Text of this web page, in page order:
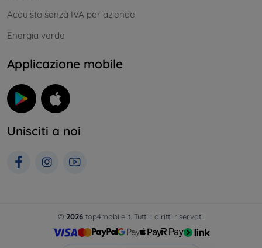
Acquisto senza IVA per aziende
Energia verde
Applicazione mobile
Unisciti a noi
© 2026 top4mobile.it. Tutti i diritti riservati.